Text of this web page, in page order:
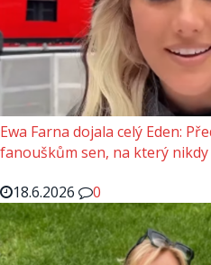
Ewa Farna dojala celý Eden:
fanouškům sen, na který
18.6.2026
0